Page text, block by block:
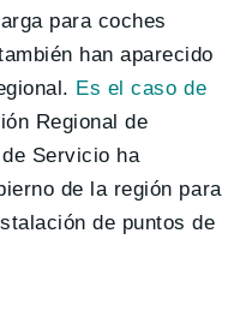
para coches
han aparecido
Es el caso de
Regional de
Servicio ha
de la región para
de puntos de